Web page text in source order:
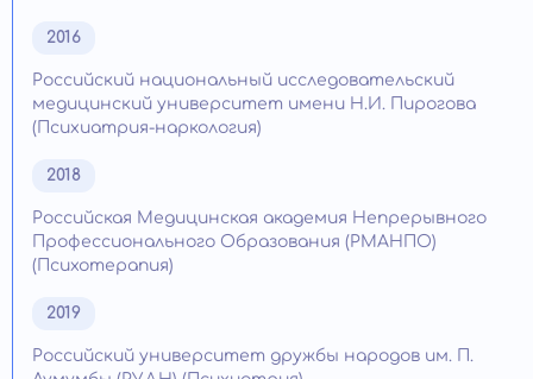
2016
Российский национальный исследовательский
медицинский университет имени Н.И. Пирогова
(Психиатрия-наркология)
2018
Российская Медицинская академия Непрерывного
Профессионального Образования (РМАНПО)
(Психотерапия)
2019
Российский университет дружбы народов им. П.